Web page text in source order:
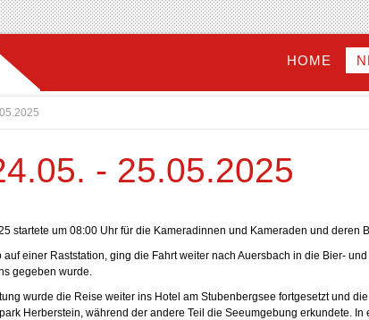
HOME
- 25.05.2025
startete um 08:00 Uhr für die Kameradinnen und Kameraden und
einer Raststation, ging die Fahrt weiter nach Auersbach in die Bier-
gegeben wurde.
wurde die Reise weiter ins Hotel am Stubenbergsee fortgesetzt und
Herberstein, während der andere Teil die Seeumgebung erkundete.